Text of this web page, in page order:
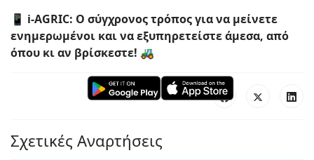
📱 i-AGRIC: Ο σύγχρονος τρόπος για να μείνετε
ενημερωμένοι και να εξυπηρετείστε άμεσα, από
όπου κι αν βρίσκεστε! 🚜
Σχετικές Αναρτήσεις